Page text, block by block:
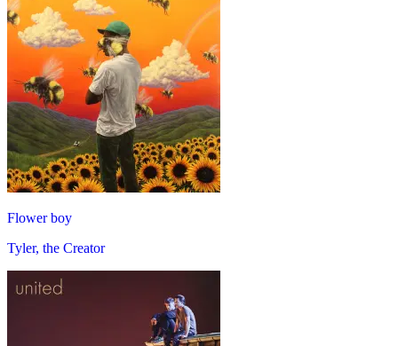
Flower boy
Tyler, the Creator